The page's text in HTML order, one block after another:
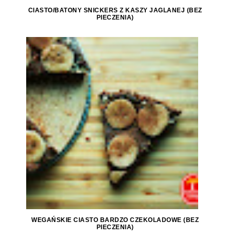
CIASTO/BATONY SNICKERS Z KASZY JAGLANEJ (BEZ
PIECZENIA)
WEGAŃSKIE CIASTO BARDZO CZEKOLADOWE (BEZ
PIECZENIA)